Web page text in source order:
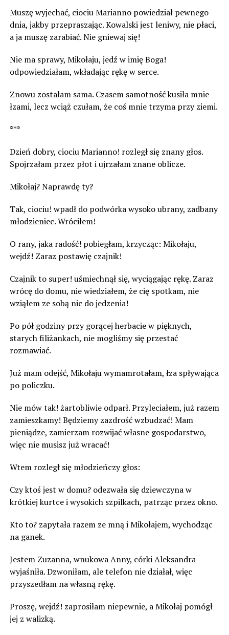
Muszę wyjechać, ciociu Marianno powiedział pewnego
dnia, jakby przepraszając. Kowalski jest leniwy, nie płaci,
a ja muszę zarabiać. Nie gniewaj się!
Nie ma sprawy, Mikołaju, jedź w imię Boga!
odpowiedziałam, wkładając rękę w serce.
Znowu zostałam sama. Czasem samotność kusiła mnie
łzami, lecz wciąż czułam, że coś mnie trzyma przy ziemi.
***
Dzień dobry, ciociu Marianno! rozległ się znany głos.
Spojrzałam przez płot i ujrzałam znane oblicze.
Mikołaj? Naprawdę ty?
Tak, ciociu! wpadł do podwórka wysoko ubrany, zadbany
młodzieniec. Wróciłem!
O rany, jaka radość! pobiegłam, krzycząc: Mikołaju,
wejdź! Zaraz postawię czajnik!
Czajnik to super! uśmiechnął się, wyciągając rękę. Zaraz
wrócę do domu, nie wiedziałem, że cię spotkam, nie
wziąłem ze sobą nic do jedzenia!
Po pół godziny przy gorącej herbacie w pięknych,
starych filiżankach, nie mogliśmy się przestać
rozmawiać.
Już mam odejść, Mikołaju wymamrotałam, łza spływająca
po policzku.
Nie mów tak! żartobliwie odparł. Przyleciałem, już razem
zamieszkamy! Będziemy zazdrość wzbudzać! Mam
pieniądze, zamierzam rozwijać własne gospodarstwo,
więc nie musisz już wracać!
Wtem rozległ się młodzieńczy głos:
Czy ktoś jest w domu? odezwała się dziewczyna w
krótkiej kurtce i wysokich szpilkach, patrząc przez okno.
Kto to? zapytała razem ze mną i Mikołajem, wychodząc
na ganek.
Jestem Zuzanna, wnukowa Anny, córki Aleksandra
wyjaśniła. Dzwoniłam, ale telefon nie działał, więc
przyszedłam na własną rękę.
Proszę, wejdź! zaprosiłam niepewnie, a Mikołaj pomógł
jej z walizką.